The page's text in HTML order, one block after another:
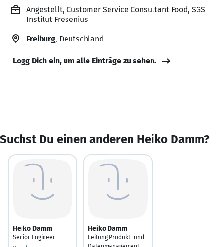
Angestellt, Customer Service Consultant Food, SGS
Institut Fresenius
Freiburg, Deutschland
Logg Dich ein, um alle Einträge zu sehen.
Suchst Du einen anderen Heiko Damm?
Heiko Damm
Senior Engineer
Heiko Damm
Leitung Produkt- und